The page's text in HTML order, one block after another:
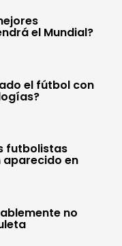
el Mundial?
el fútbol con
futbolistas
aparecido en
no